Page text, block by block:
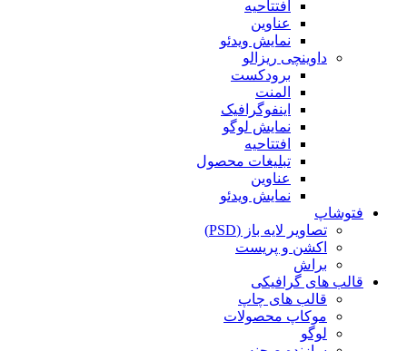
افتتاحیه
عناوین
نمایش ویدئو
داوینچی ریزالو
برودکست
المنت
اینفوگرافیک
نمایش لوگو
افتتاحیه
تبلیغات محصول
عناوین
نمایش ویدئو
فتوشاپ
تصاویر لایه باز (PSD)
اکشن و پریست
براش
قالب های گرافیکی
قالب های چاپ
موکاپ محصولات
لوگو